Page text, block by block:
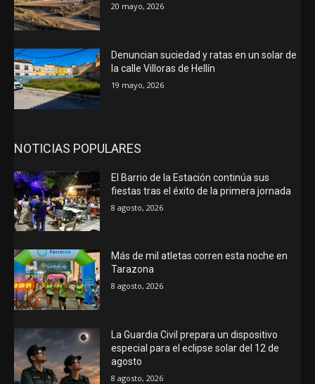
20 mayo, 2026
Denuncian suciedad y ratas en un solar de
la calle Villoras de Hellín
19 mayo, 2026
NOTICIAS POPULARES
El Barrio de la Estación continúa sus
fiestas tras el éxito de la primera jornada
8 agosto, 2026
Más de mil atletas corren esta noche en
Tarazona
8 agosto, 2026
La Guardia Civil prepara un dispositivo
especial para el eclipse solar del 12 de
agosto
8 agosto, 2026